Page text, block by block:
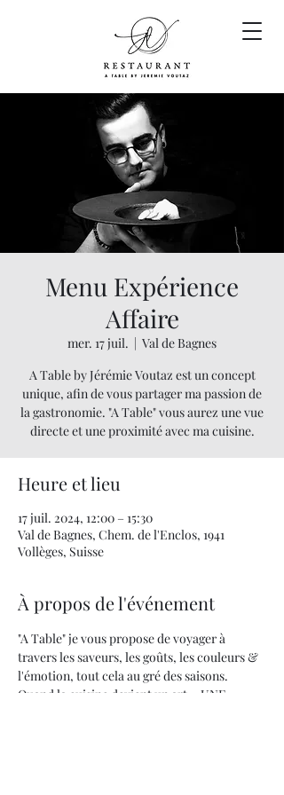
Menu Expérience
Affaire
mer. 17 juil.
  |
Val de Bagnes
A Table by Jérémie Voutaz est un concept
unique, afin de vous partager ma passion de
la gastronomie. "A Table" vous aurez une vue
directe et une proximité avec ma cuisine.
Heure et lieu
17 juil. 2024, 12:00 – 15:30
Val de Bagnes, Chem. de l'Enclos, 1941
Vollèges, Suisse
À propos de l'événement
"A Table" je vous propose de voyager à
travers les saveurs, les goûts, les couleurs &
l'émotion, tout cela au gré des saisons.
Quand la cuisine devient un art... UNE